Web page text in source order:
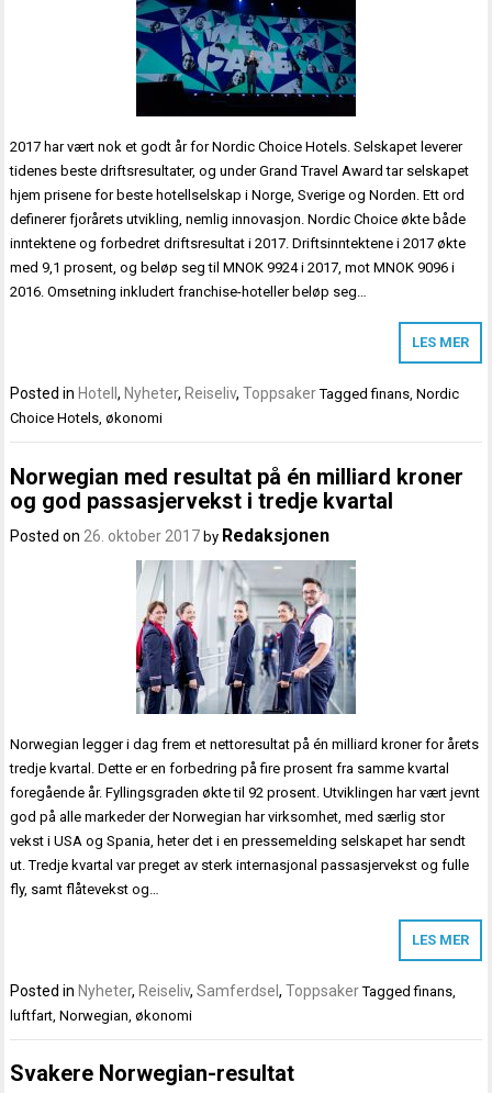
2017 har vært nok et godt år for Nordic Choice Hotels. Selskapet leverer
tidenes beste driftsresultater, og under Grand Travel Award tar selskapet
hjem prisene for beste hotellselskap i Norge, Sverige og Norden. Ett ord
definerer fjorårets utvikling, nemlig innovasjon. Nordic Choice økte både
inntektene og forbedret driftsresultat i 2017. Driftsinntektene i 2017 økte
med 9,1 prosent, og beløp seg til MNOK 9924 i 2017, mot MNOK 9096 i
2016. Omsetning inkludert franchise-hoteller beløp seg…
LES MER
Posted in Hotell, Nyheter, Reiseliv,Toppsaker Taggedfinans,Nordic
Choice Hotels,økonomi
Norwegian med resultat på én milliard kroner
og god passasjervekst i tredje kvartal
Posted on 26. oktober 2017 by Redaksjonen
Norwegian legger i dag frem et nettoresultat på én milliard kroner for årets
tredje kvartal. Dette er en forbedring på fire prosent fra samme kvartal
foregående år. Fyllingsgraden økte til 92 prosent. Utviklingen har vært jevnt
god på alle markeder der Norwegian har virksomhet, med særlig stor
vekst i USA og Spania, heter det i en pressemelding selskapet har sendt
ut. Tredje kvartal var preget av sterk internasjonal passasjervekst og fulle
fly, samt flåtevekst og…
LES MER
Posted in Nyheter, Reiseliv,Samferdsel,Toppsaker Taggedfinans
luftfart ,Norwegian ,økonomi
Svakere Norwegian-resultat